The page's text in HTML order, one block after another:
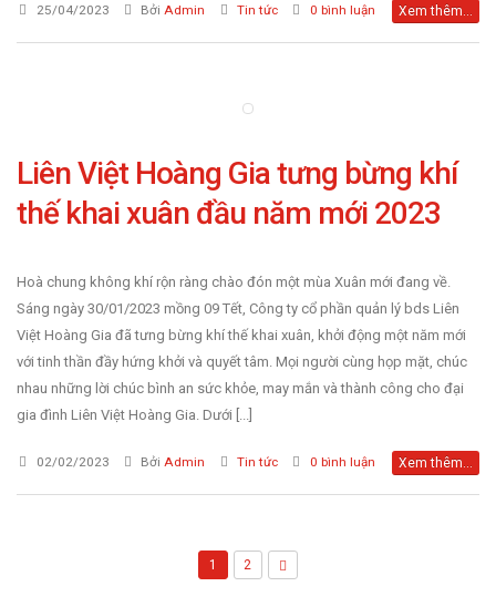
25/04/2023 Bởi Admin Tin tức 0 bình luận Xem thêm...
Liên Việt Hoàng Gia tưng bừng khí
thế khai xuân đầu năm mới 2023
Hoà chung không khí rộn ràng chào đón một mùa Xuân mới đang về.
Sáng ngày 30/01/2023 mồng 09 Tết, Công ty cổ phần quản lý bds Liên
Việt Hoàng Gia đã tưng bừng khí thế khai xuân, khởi động một năm mới
với tinh thần đầy hứng khởi và quyết tâm. Mọi người cùng họp mặt, chúc
nhau những lời chúc bình an sức khỏe, may mắn và thành công cho đại
gia đình Liên Việt Hoàng Gia. Dưới [...]
02/02/2023 Bởi Admin Tin tức 0 bình luận Xem thêm...
1 2